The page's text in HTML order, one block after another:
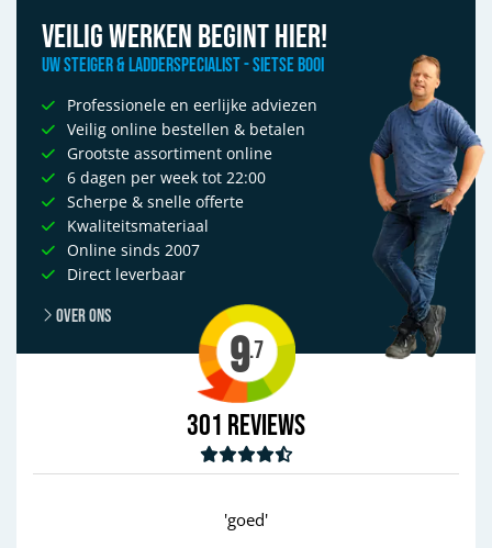
Veilig werken begint hier!
Uw Steiger & Ladderspecialist - Sietse Booi
Professionele en eerlijke adviezen
Veilig online bestellen & betalen
Grootste assortiment online
6 dagen per week tot 22:00
Scherpe & snelle offerte
Kwaliteitsmateriaal
Online sinds 2007
Direct leverbaar
Over ons
9.7
301 Reviews
'goed'